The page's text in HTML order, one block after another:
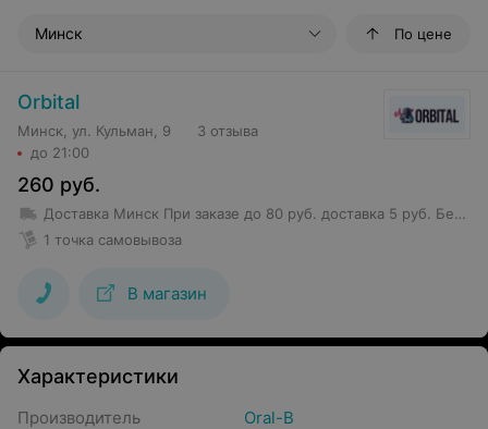
Минск По цене
Orbital
Минск, ул. Кульман, 9
до 21:00
3 отзыва
260 руб.
Доставка Минск При заказе до 80 руб. доставка 5 руб. Бесплатная доставка от 80 руб.
1 точка самовывоза
В магазин
Характеристики
Производитель
Oral-B